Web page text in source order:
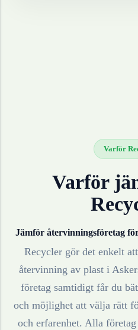
Varför
Varför
Jämför återvinningsföretag
Recycler gör det enkelt
återvinning av plasti
företag samtidigt får du
och möjlighet att välja rätt
och erfarenhet. Alla